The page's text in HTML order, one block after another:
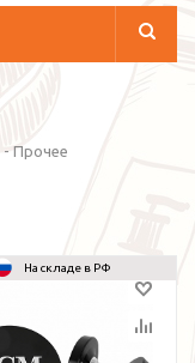
- Прочее
На складе в РФ